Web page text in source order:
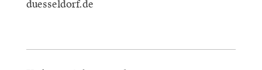
duesseldorf.de